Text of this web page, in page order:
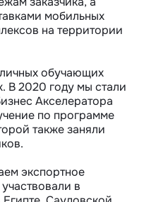
мобильных
на территории
обучающих
В 2020 году мы стали
Акселератора
по программе
также заняли
экспортное
в